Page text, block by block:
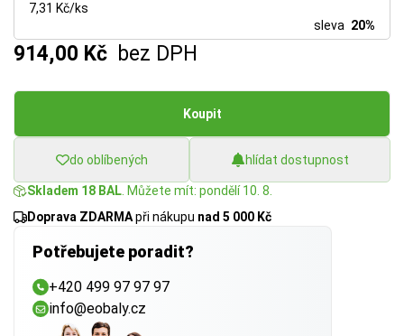
7,31 Kč/ks
sleva 20%
914,00 Kč bez DPH
Koupit
do oblíbených hlídat dostupnost
Skladem 18 BAL . Můžete mít: pondělí 10. 8.
Doprava ZDARMApři nákupu nad 5 000 Kč
Potřebujete poradit?
+420 499 97 97 97
info@eobaly.cz